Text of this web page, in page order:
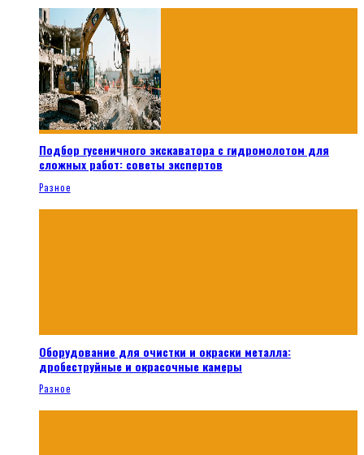
Подбор гусеничного экскаватора с гидромолотом для
сложных работ: советы экспертов
Разное
Оборудование для очистки и окраски металла:
дробеструйные и окрасочные камеры
Разное